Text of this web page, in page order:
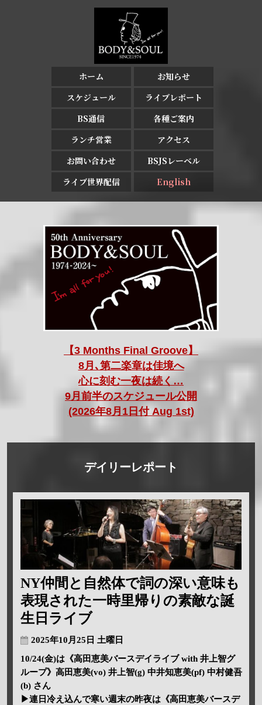
ホーム
お知らせ
スケジュール
ライブレポート
BS通信
各種ご案内
ランチ営業
アクセス
お問い合わせ
BSJSレーベル
ライブ世界配信
English
【3 Months Final Groove】
8月､第二楽章は佳境へ
心に刻む一夜は続く…
9月前半のスケジュール公開
(2026年8月1日付 Aug 1st)
デイリーレポート
NY仲間と自然体で詞の深い意味も
表現された一時里帰りの素敵な誕
生日ライブ
2025年10月25日 土曜日
10/24(金)は《高田恵美バースデイライブ with 井上智グ
ループ》高田恵美(vo) 井上智(g) 中井知恵美(pf) 中村健吾
(b) さん
▶連日冷え込んで寒い週末の昨夜は《高田恵美バースデ